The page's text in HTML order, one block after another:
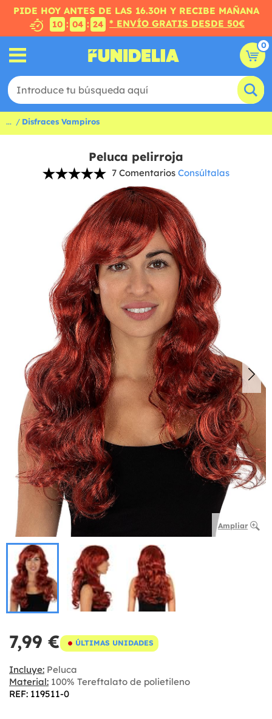
PIDE HOY ANTES DE LAS 16.30H Y RECIBE MAÑANA
10 : 04 : 24 * ENVÍO GRATIS DESDE 50€
0
... Disfraces Vampiros
Peluca pelirroja
7 Comentarios Consúltalas
Ampliar
7,99 € ÚLTIMAS UNIDADES
Incluye: Peluca
Material: 100% Tereftalato de polietileno
REF: 119511-0